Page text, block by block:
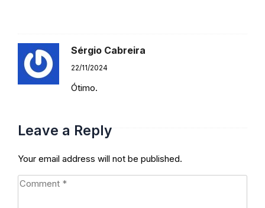
Sérgio Cabreira
22/11/2024
Ótimo.
Leave a Reply
Your email address will not be published.